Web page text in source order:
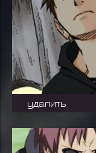
удалить